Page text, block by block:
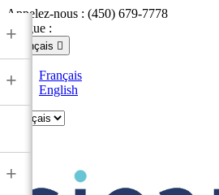
Appelez-nous : (450) 679-7778
Langue :
Français 
Français
English
+
+
+